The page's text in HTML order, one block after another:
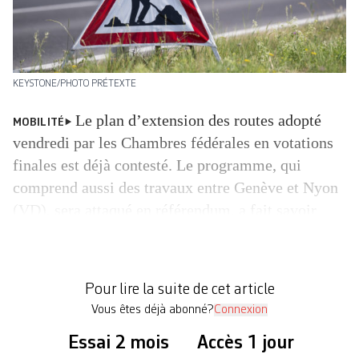
KEYSTONE/PHOTO PRÉTEXTE
MOBILITÉ
Le plan d’extension des routes adopté
vendredi par les Chambres fédérales en votations
finales est déjà contesté. Le programme, qui
comprend aussi des travaux entre Genève et Nyon
Pour lire la suite de cet article
Vous êtes déjà abonné?Connexion
Essai 2 mois Accès 1 jour